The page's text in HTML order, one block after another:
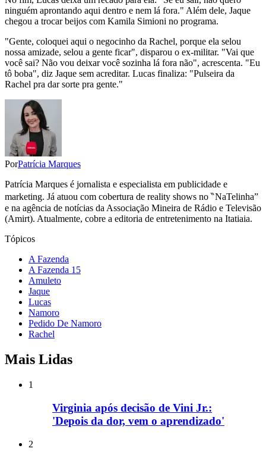
ninguém aprontando aqui dentro e nem lá fora." Além dele, Jaque
chegou a trocar beijos com Kamila Simioni no programa.
"Gente, coloquei aqui o negocinho da Rachel, porque ela selou
nossa amizade, selou a gente ficar", disparou o ex-militar. "Vai que
você sai? Não vou deixar você sozinha lá fora não", acrescenta. "Eu
tô boba", diz Jaque sem acreditar. Lucas finaliza: "Pulseira da
Rachel pra dar sorte pra gente."
PorPatrícia Marques
Patrícia Marques é jornalista e especialista em publicidade e
marketing. Já atuou com cobertura de reality shows no ‶NaTelinha”
e na agência de notícias da Associação Mineira de Rádio e Televisão
(Amirt). Atualmente, cobre a editoria de entretenimento na Itatiaia.
Tópicos
A Fazenda
A Fazenda 15
Amuleto
Jaque
Lucas
Namoro
Pedido De Namoro
Rachel
Mais Lidas
1
Virginia após decisão de Vini Jr.:
'Depois da dor, vem o aprendizado'
2